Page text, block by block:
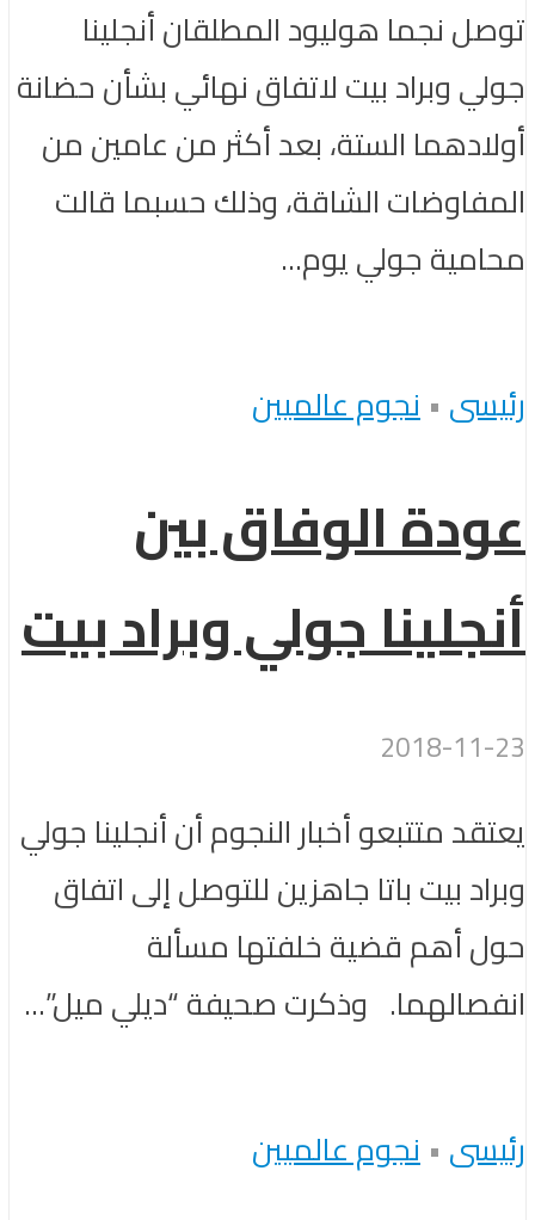
توصل نجما هوليود المطلقان أنجلينا
جولي وبراد بيت لاتفاق نهائي بشأن حضانة
أولادهما الستة، بعد أكثر من عامين من
المفاوضات الشاقة، وذلك حسبما قالت
محامية جولي يوم...
رئيسى •نجوم عالميين
عودة الوفاق بين
أنجلينا جولي وبراد بيت
2018-11-23
يعتقد متتبعو أخبار النجوم أن أنجلينا جولي
وبراد بيت باتا جاهزين للتوصل إلى اتفاق
حول أهم قضية خلفتها مسألة
انفصالهما. وذكرت صحيفة “ديلي ميل”...
رئيسى •نجوم عالميين